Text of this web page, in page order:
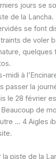
jours se
de la
se font
de voler
midi à
passer la
le 28 février
de
… 4 Aigles
piste de la